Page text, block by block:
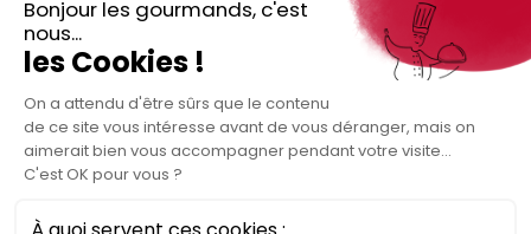
Routes gourmandes
Partenaires
Presse
Créer votre espace personnel
Informations légales
Politique de confidentialité des données
l'application gratuite !
Nos bons plans et découvertes
gourmandes à vivre en famille et entre
amis